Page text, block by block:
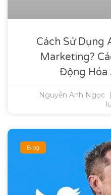
Cách Sử Dụng
Marketing?
Động Hóa
Nguyễn Anh Ngọc
Blog